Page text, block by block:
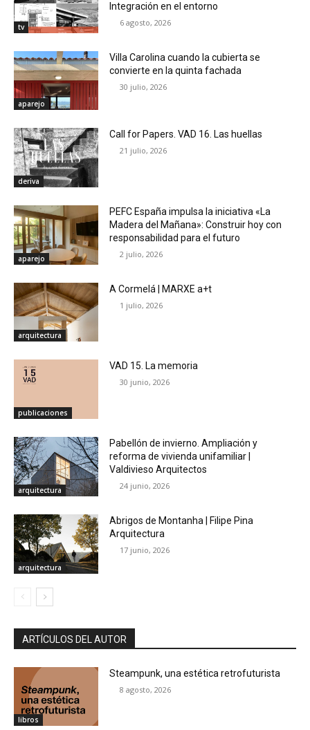
tv
Integración en el entorno
6 agosto, 2026
aparejo
Villa Carolina cuando la cubierta se
convierte en la quinta fachada
30 julio, 2026
deriva
Call for Papers. VAD 16. Las huellas
21 julio, 2026
aparejo
PEFC España impulsa la iniciativa «La
Madera del Mañana»: Construir hoy con
responsabilidad para el futuro
2 julio, 2026
arquitectura
A Cormelá | MARXE a+t
1 julio, 2026
publicaciones
VAD 15. La memoria
30 junio, 2026
arquitectura
Pabellón de invierno. Ampliación y
reforma de vivienda unifamiliar |
Valdivieso Arquitectos
24 junio, 2026
arquitectura
Abrigos de Montanha | Filipe Pina
Arquitectura
17 junio, 2026
ARTÍCULOS DEL AUTOR
libros
Steampunk, una estética retrofuturista
8 agosto, 2026